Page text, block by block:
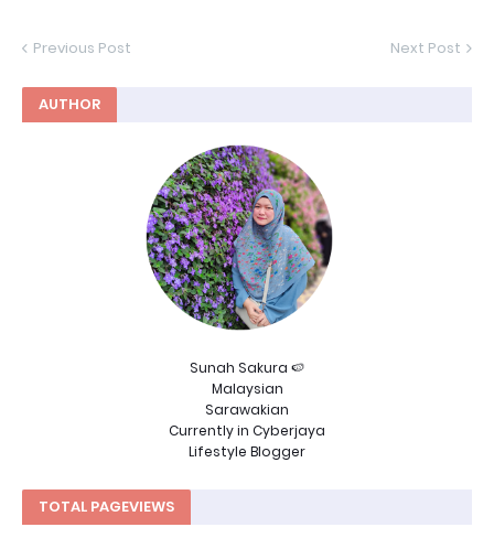
Previous Post Next Post
AUTHOR
Sunah Sakura 🍉
Malaysian
Sarawakian
Currently in Cyberjaya
Lifestyle Blogger
TOTAL PAGEVIEWS